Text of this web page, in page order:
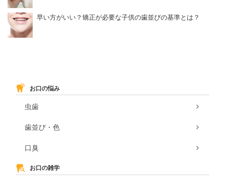
早い方がいい？矯正が必要な子供の歯並びの基準とは？
お口の悩み
虫歯
歯並び・色
口臭
お口の雑学